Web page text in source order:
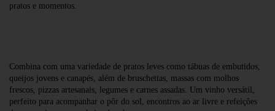
pratos e momentos.
Combina com uma variedade de pratos leves como tábuas de embutidos,
queijos jovens e canapés, além de bruschettas, massas com molhos
frescos, pizzas artesanais, legumes e carnes assadas. Um vinho versátil,
perfeito para acompanhar o pôr do sol, encontros ao ar livre e refeições